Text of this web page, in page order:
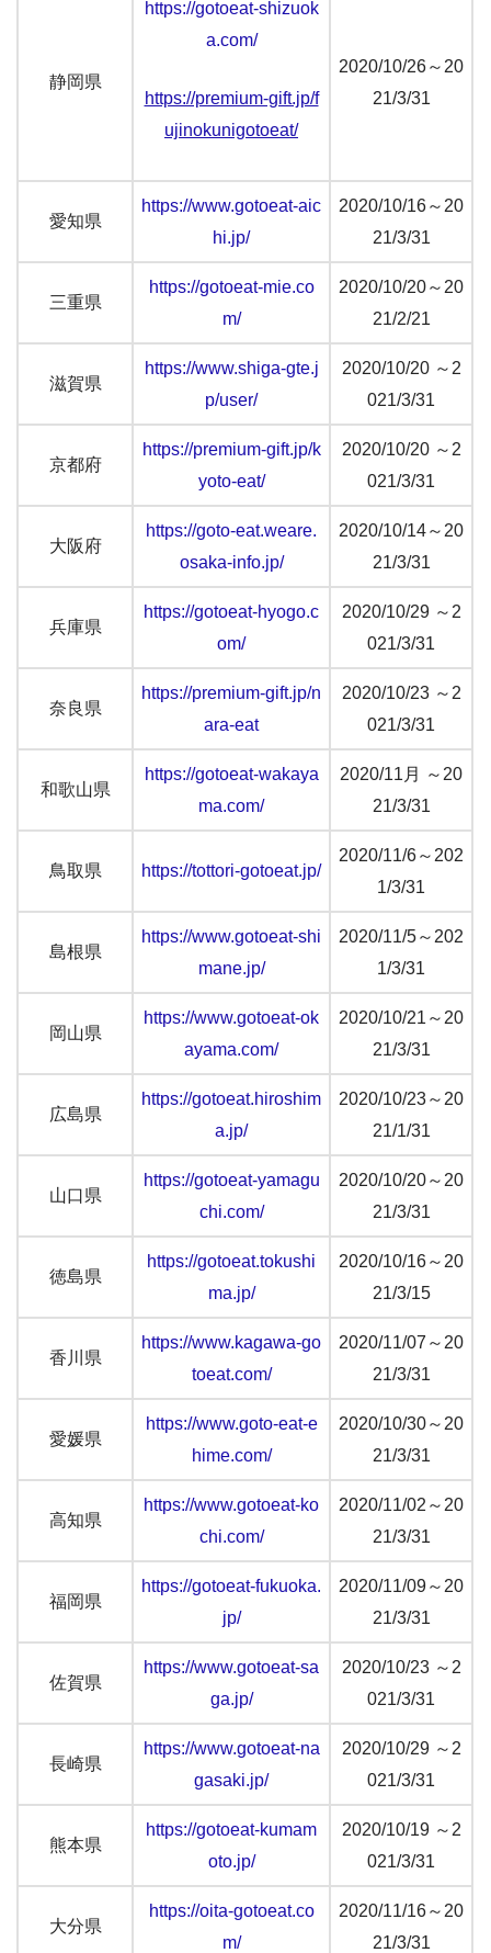
静岡県
https://gotoeat-shizuok
a.com/
https://premium-gift.jp/f
ujinokunigotoeat/
2020/10/26～20
21/3/31
愛知県
https://www.gotoeat-aic
hi.jp/
2020/10/16～20
21/3/31
三重県
https://gotoeat-mie.co
m/
2020/10/20～20
21/2/21
滋賀県
https://www.shiga-gte.j
p/user/
2020/10/20 ～2
021/3/31
京都府
https://premium-gift.jp/k
yoto-eat/
2020/10/20 ～2
021/3/31
大阪府
https://goto-eat.weare.
osaka-info.jp/
2020/10/14～20
21/3/31
兵庫県
https://gotoeat-hyogo.c
om/
2020/10/29 ～2
021/3/31
奈良県
https://premium-gift.jp/n
ara-eat
2020/10/23 ～2
021/3/31
和歌山県
https://gotoeat-wakaya
ma.com/
2020/11月 ～20
21/3/31
鳥取県 https://tottori-gotoeat.jp/
2020/11/6～202
1/3/31
島根県
https://www.gotoeat-shi
mane.jp/
2020/11/5～202
1/3/31
岡山県
https://www.gotoeat-ok
ayama.com/
2020/10/21～20
21/3/31
広島県
https://gotoeat.hiroshim
a.jp/
2020/10/23～20
21/1/31
山口県
https://gotoeat-yamagu
chi.com/
2020/10/20～20
21/3/31
徳島県
https://gotoeat.tokushi
ma.jp/
2020/10/16～20
21/3/15
香川県
https://www.kagawa-go
toeat.com/
2020/11/07～20
21/3/31
愛媛県
https://www.goto-eat-e
hime.com/
2020/10/30～20
21/3/31
高知県
https://www.gotoeat-ko
chi.com/
2020/11/02～20
21/3/31
福岡県
https://gotoeat-fukuoka.
jp/
2020/11/09～20
21/3/31
佐賀県
https://www.gotoeat-sa
ga.jp/
2020/10/23 ～2
021/3/31
長崎県
https://www.gotoeat-na
gasaki.jp/
2020/10/29 ～2
021/3/31
熊本県
https://gotoeat-kumam
oto.jp/
2020/10/19 ～2
021/3/31
大分県
https://oita-gotoeat.co
m/
2020/11/16～20
21/3/31